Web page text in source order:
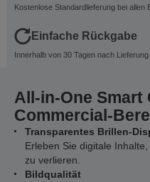
Kostenlose Standardlieferung bei allen
Einfache Rückgabe
Innerhalb von 30 Tagen nach
All-in-One Smart
Commercial-
Transparentes Brillen-
Erleben Sie digitale
zu verlieren.
Bildqualität